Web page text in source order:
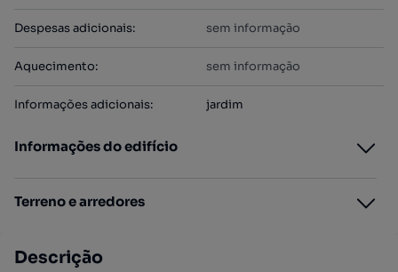
Despesas adicionais: sem informação
Aquecimento: sem informação
Informações adicionais: jardim
Informações do edifício
Terreno e arredores
Descrição